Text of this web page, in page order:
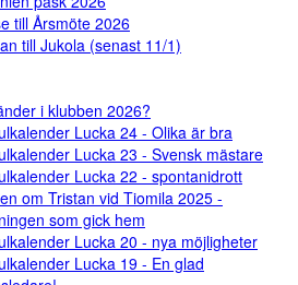
till Årsmöte 2026
till Jukola (senast 11/1)
i klubben 2026?
Lucka 24 - Olika är bra
Lucka 23 - Svensk mästare
Lucka 22 - spontanidrott
om Tristan vid Tiomila 2025 -
som gick hem
Lucka 20 - nya möjligheter
Lucka 19 - En glad